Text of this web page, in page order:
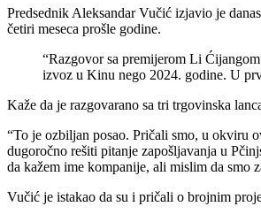
Predsednik Aleksandar Vučić izjavio je
četiri meseca prošle godine.
“Razgovor sa premijerom Li
izvoz u Kinu nego 2024. godine. U
Kaže da je razgovarano sa tri trgovinska
“To je ozbiljan posao. Pričali smo, u okviru
dugoročno rešiti pitanje zapošljavanja u
da kažem ime kompanije, ali mislim da smo
Vučić je istakao da su i pričali o brojnim